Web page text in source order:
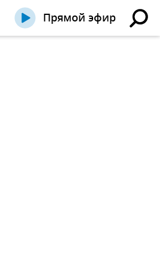
Прямой эфир